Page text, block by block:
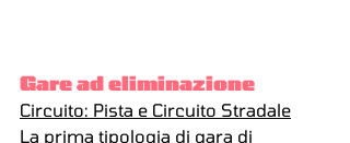
Gare ad eliminazione
Circuito: Pista e Circuito Stradale
La prima tipologia di gara di